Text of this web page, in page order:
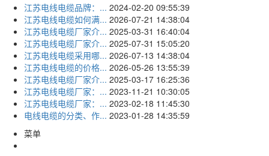
江苏电线电缆品牌：... 2024-02-20 09:55:39
江苏电线电缆如何满... 2026-07-21 14:38:04
江苏电线电缆厂家介... 2025-03-31 16:40:04
江苏电线电缆厂家介... 2025-07-31 15:05:20
江苏电线电缆采用哪... 2026-07-13 14:38:04
江苏电线电缆的价格... 2026-05-26 13:55:39
江苏电线电缆厂家介... 2025-03-17 16:25:36
江苏电线电缆厂家：... 2023-11-21 10:30:05
江苏电线电缆厂家：... 2023-02-18 11:45:30
电线电缆的分类、作... 2023-01-28 14:35:59
菜单